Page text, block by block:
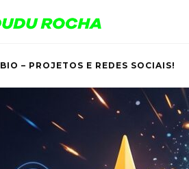
BIO – PROJETOS E REDES SOCIAIS!